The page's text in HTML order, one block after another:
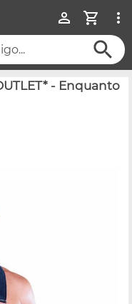
- Enquanto